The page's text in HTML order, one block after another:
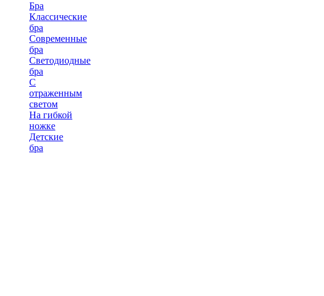
Бра
Классические
бра
Современные
бра
Светодиодные
бра
С
отраженным
светом
На гибкой
ножке
Детские
бра